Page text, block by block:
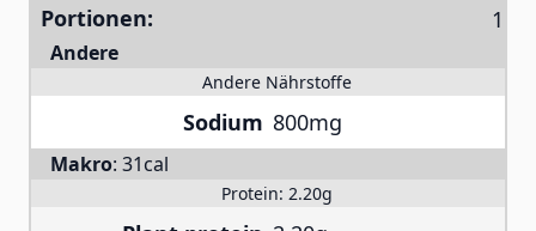
Portionen:
Andere
Andere Nährstoffe
Sodium 800mg
Makro: 31cal
Protein: 2.20g